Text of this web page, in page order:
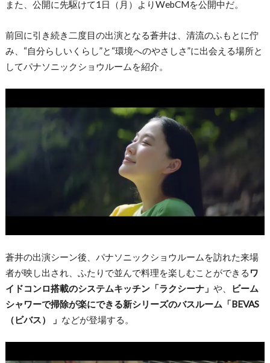
また、公開に先駆けて1日（月）よりWebCMを公開中だ。
前回に引き続き二度目の出演となる蒼井は、清流のふもとに佇
み、“自分らしいくらし”と“環境へのやさしさ”に出会える場所と
してパナソニックショウルームを紹介。
蒼井の出演シーン後、パナソニックショウルームを訪れた来場
者が映し出され、ふたりで並んで料理を楽しむことができる ワ
イドコンロ搭載のシステムキッチン「ラクシーナ」 や、
ビーム
シャワーで掃除が楽にできる新シリーズのバスルーム「BEVAS
（ビバス） 」 などが登場する。